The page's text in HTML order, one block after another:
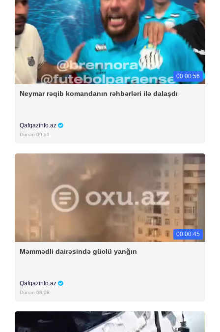
00:00:56
Neymar rəqib komandanın rəhbərləri ilə dalaşdı
Qafqazinfo.az
Dünən 09:51
00:00:45
Məmmədli dairəsində güclü yanğın
Qafqazinfo.az
Dünən 08:08